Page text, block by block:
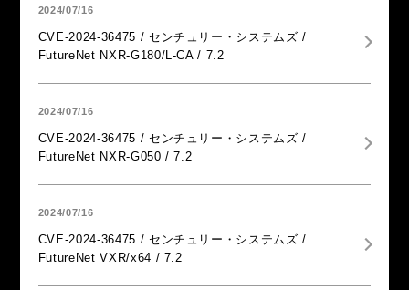
2024/07/16
CVE-2024-36475 / センチュリー・システムズ /
FutureNet NXR-G180/L-CA / 7.2
2024/07/16
CVE-2024-36475 / センチュリー・システムズ /
FutureNet NXR-G050 / 7.2
2024/07/16
CVE-2024-36475 / センチュリー・システムズ /
FutureNet VXR/x64 / 7.2